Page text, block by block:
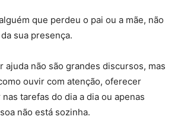
que perdeu o pai ou a mãe, não
sua presença.
ajuda não são grandes discursos, mas
ouvir com atenção, oferecer
tarefas do dia a dia ou apenas
não está sozinha.